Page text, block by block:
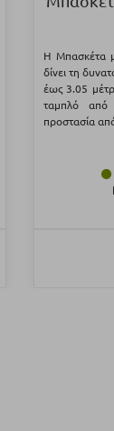
Η Μπασκέτα
δίνει τη
έως 3.05
ταμπλό από
προστασία